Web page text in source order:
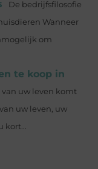
De bedrijfsfilosofie
Wanneer
om
te koop in
uw leven komt
uw leven, uw